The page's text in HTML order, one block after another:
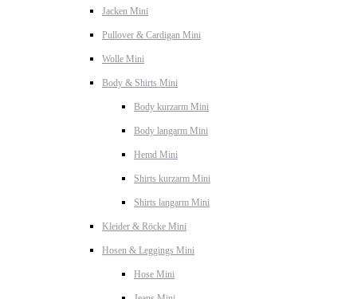
Jacken Mini
Pullover & Cardigan Mini
Wolle Mini
Body & Shirts Mini
Body kurzarm Mini
Body langarm Mini
Hemd Mini
Shirts kurzarm Mini
Shirts langarm Mini
Kleider & Röcke Mini
Hosen & Leggings Mini
Hose Mini